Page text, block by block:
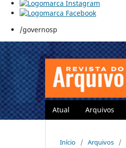
/governosp
Atual Arquivos
Início / Arquivos /